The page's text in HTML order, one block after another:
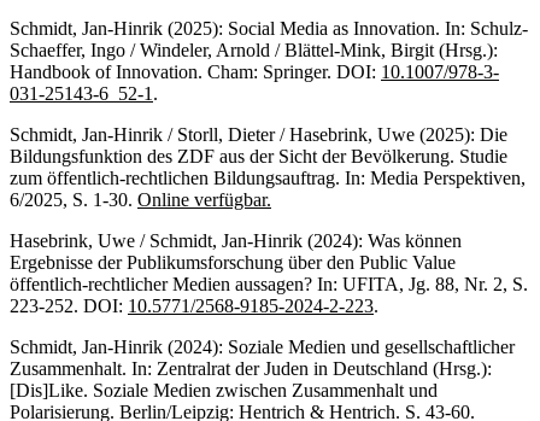
Schmidt, Jan-Hinrik (2025): Social Media as Innovation. In: Schulz-
Schaeffer, Ingo / Windeler, Arnold / Blättel-Mink, Birgit (Hrsg.):
Handbook of Innovation. Cham: Springer. DOI: 10.1007/978-3-
031-25143-6_52-1 .
Schmidt, Jan-Hinrik / Storll, Dieter / Hasebrink, Uwe (2025): Die
Bildungsfunktion des ZDF aus der Sicht der Bevölkerung. Studie
zum öffentlich-rechtlichen Bildungsauftrag. In: Media Perspektiven,
6/2025, S. 1-30. Online verfügbar.
Hasebrink, Uwe / Schmidt, Jan-Hinrik (2024): Was können
Ergebnisse der Publikumsforschung über den Public Value
öffentlich-rechtlicher Medien aussagen? In: UFITA, Jg. 88, Nr. 2, S.
223-252. DOI: 10.5771/2568-9185-2024-2-223.
Schmidt, Jan-Hinrik (2024): Soziale Medien und gesellschaftlicher
Zusammenhalt. In: Zentralrat der Juden in Deutschland (Hrsg.):
[Dis]Like. Soziale Medien zwischen Zusammenhalt und
Polarisierung. Berlin/Leipzig: Hentrich & Hentrich. S. 43-60.